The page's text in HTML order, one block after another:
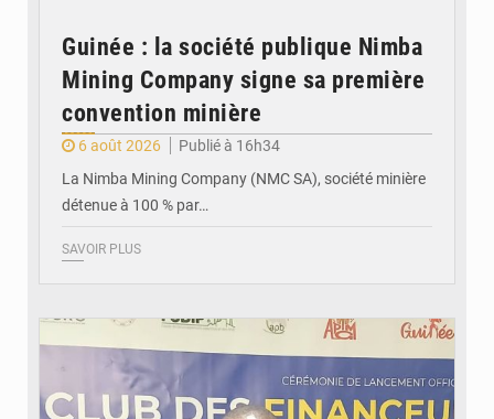
Guinée : la société publique Nimba
Mining Company signe sa première
convention minière
6 août 2026
Publié à 16h34
La Nimba Mining Company (NMC SA), société minière
détenue à 100 % par…
SAVOIR PLUS